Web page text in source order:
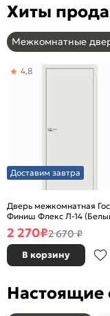
Хиты
Межкомнатные
Доставим завтра
Дверь межкомнатная
Финиш Флекс Л-14
глухая, каркасно-щитовая
4,8
2 270₽2 670 ₽
В корзину
Настоящие